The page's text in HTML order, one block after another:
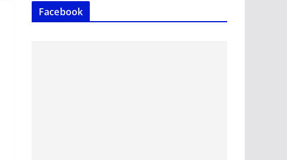
Facebook